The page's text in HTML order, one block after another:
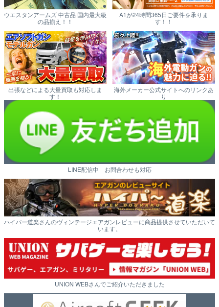
ウエスタンアームズ 中古品 国内最大級
の品揃え！！
A1が24時間365日ご要件を承りま
す！！
出張などによる大量買取も対応しま
す！
海外メーカー公式サイトへのリンクあ
り
LINE配信中 お問合わせも対応
ハイパー道楽さんのヴィンテージエアガンレビューに商品提供させていただいて
います。
UNION WEBさんでご紹介いただきました